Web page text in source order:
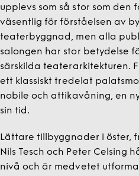
upplevs som så stor som den
väsentlig för förståelsen av
teaterbyggnad, men alla
salongen har stor betydelse
särskilda teaterarkitekturen.
ett klassiskt tredelat
nobile och attikavåning, en
sin tid.
Lättare tillbyggnader i öster,
Nils Tesch och Peter Celsing
nivå och är medvetet